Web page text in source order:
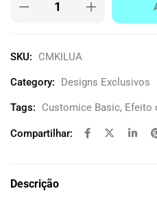
SKU: CMKILUA
Category: Designs Exclusivos
Tags: Customice Basic, Efeito
Compartilhar:
Descrição